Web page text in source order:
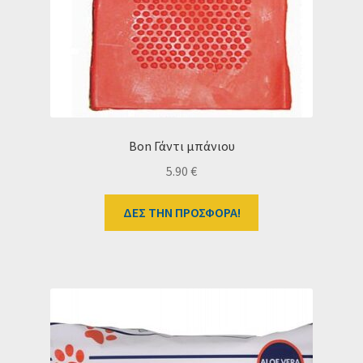
Bon Γάντι μπάνιου
5.90 €
ΔΕΣ ΤΗΝ ΠΡΟΣΦΟΡΑ!